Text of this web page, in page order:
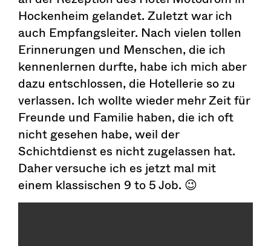
Hockenheim gelandet. Zuletzt war ich
auch Empfangsleiter. Nach vielen tollen
Erinnerungen und Menschen, die ich
kennenlernen durfte, habe ich mich aber
dazu entschlossen, die Hotellerie so zu
verlassen. Ich wollte wieder mehr Zeit für
Freunde und Familie haben, die ich oft
nicht gesehen habe, weil der
Schichtdienst es nicht zugelassen hat.
Daher versuche ich es jetzt mal mit
einem klassischen 9 to 5 Job. 😉